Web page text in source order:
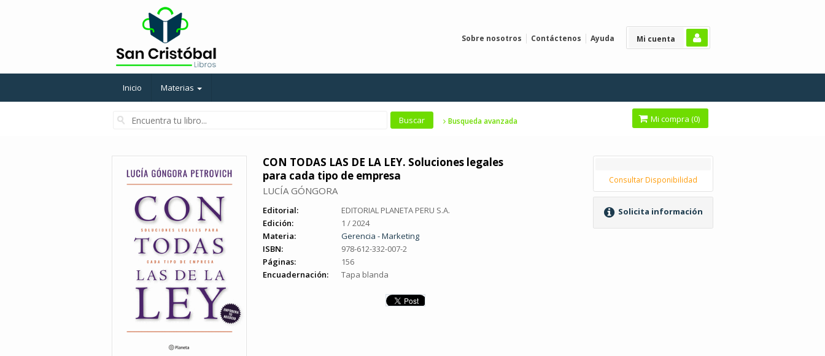
Mi cuenta
Sobre nosotros Contáctenos Ayuda
Inicio Materias
Busqueda avanzada Mi compra (0)
CON TODAS LAS DE LA LEY. Soluciones legales
para cada tipo de empresa
LUCÍA GÓNGORA
Editorial:
EDITORIAL PLANETA PERU S.A.
Edición:
1 / 2024
Materia:
Gerencia - Marketing
ISBN:
978-612-332-007-2
Páginas:
156
Encuadernación:
Tapa blanda
Consultar Disponibilidad
Solicita información